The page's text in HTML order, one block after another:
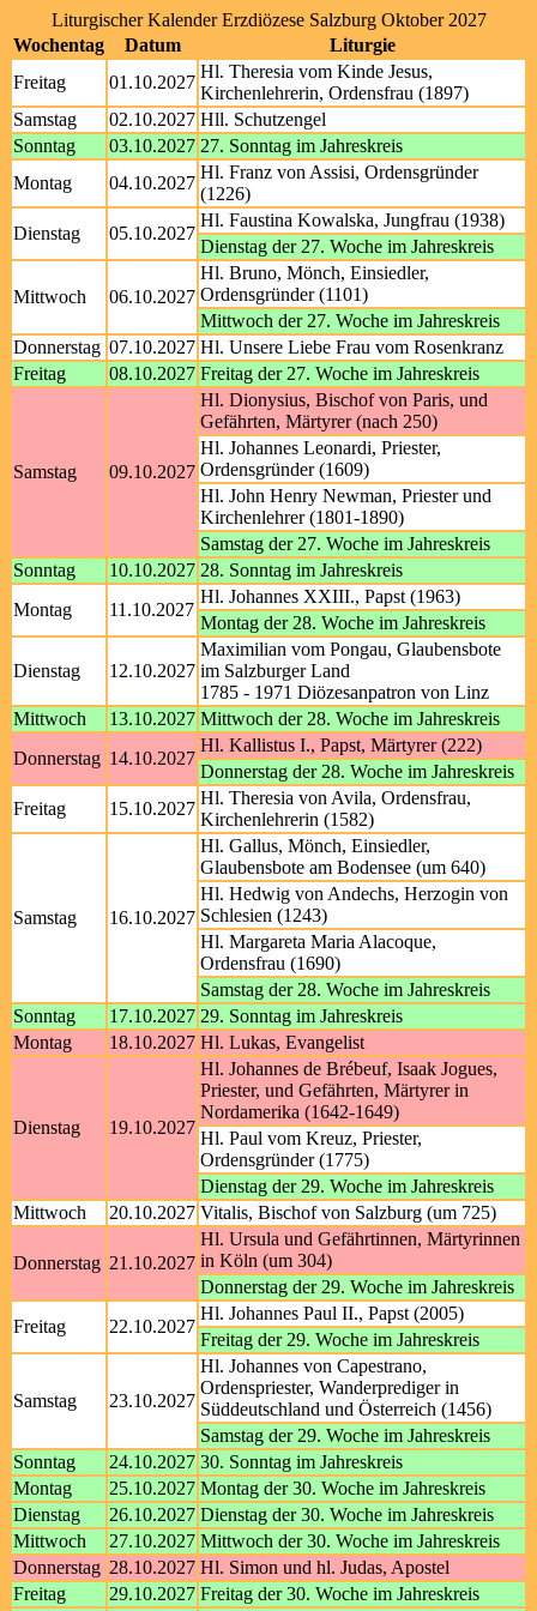
Liturgischer Kalender Erzdiözese Salzburg Oktober 2027
Wochentag
Datum
Liturgie
Freitag
01.10.2027
Hl. Theresia vom Kinde Jesus,
Kirchenlehrerin, Ordensfrau (1897)
Samstag
02.10.2027 Hll. Schutzengel
Sonntag
03.10.2027 27. Sonntag im Jahreskreis
Montag
04.10.2027
Hl. Franz von Assisi, Ordensgründer
(1226)
Dienstag
05.10.2027
Hl. Faustina Kowalska, Jungfrau (1938)
Dienstag der 27. Woche im Jahreskreis
Mittwoch 06.10.2027
Hl. Bruno, Mönch, Einsiedler,
Ordensgründer (1101)
Mittwoch der 27. Woche im Jahreskreis
Donnerstag 07.10.2027 Hl. Unsere Liebe Frau vom Rosenkranz
Freitag
08.10.2027 Freitag der 27. Woche im Jahreskreis
Samstag 09.10.2027
Hl. Dionysius, Bischof von Paris, und
Gefährten, Märtyrer (nach 250)
Hl. Johannes Leonardi, Priester,
Ordensgründer (1609)
Hl. John Henry Newman, Priester und
Kirchenlehrer (1801-1890)
Samstag der 27. Woche im Jahreskreis
Sonntag
10.10.2027 28. Sonntag im Jahreskreis
Montag
11.10.2027
Hl. Johannes XXIII., Papst (1963)
Montag der 28. Woche im Jahreskreis
Dienstag 12.10.2027
Maximilian vom Pongau, Glaubensbote
im Salzburger Land
1785 - 1971 Diözesanpatron von Linz
Mittwoch
13.10.2027 Mittwoch der 28. Woche im Jahreskreis
Donnerstag 14.10.2027
Hl. Kallistus I., Papst, Märtyrer (222)
Donnerstag der 28. Woche im Jahreskreis
Freitag
15.10.2027
Hl. Theresia von Avila, Ordensfrau,
Kirchenlehrerin (1582)
Samstag 16.10.2027
Hl. Gallus, Mönch, Einsiedler,
Glaubensbote am Bodensee (um 640)
Hl. Hedwig von Andechs, Herzogin von
Schlesien (1243)
Hl. Margareta Maria Alacoque,
Ordensfrau (1690)
Samstag der 28. Woche im Jahreskreis
Sonntag
17.10.2027 29. Sonntag im Jahreskreis
Montag
18.10.2027 Hl. Lukas, Evangelist
Dienstag 19.10.2027
Hl. Johannes de Brébeuf, Isaak Jogues,
Priester, und Gefährten, Märtyrer in
Nordamerika (1642-1649)
Hl. Paul vom Kreuz, Priester,
Ordensgründer (1775)
Dienstag der 29. Woche im Jahreskreis
Mittwoch
20.10.2027 Vitalis, Bischof von Salzburg (um 725)
Donnerstag 21.10.2027
Hl. Ursula und Gefährtinnen, Märtyrinnen
in Köln (um 304)
Donnerstag der 29. Woche im Jahreskreis
Freitag
22.10.2027
Hl. Johannes Paul II., Papst (2005)
Freitag der 29. Woche im Jahreskreis
Samstag 23.10.2027
Hl. Johannes von Capestrano,
Ordenspriester, Wanderprediger in
Süddeutschland und Österreich (1456)
Samstag der 29. Woche im Jahreskreis
Sonntag
24.10.2027 30. Sonntag im Jahreskreis
Montag
25.10.2027 Montag der 30. Woche im Jahreskreis
Dienstag
26.10.2027 Dienstag der 30. Woche im Jahreskreis
Mittwoch
27.10.2027 Mittwoch der 30. Woche im Jahreskreis
Donnerstag 28.10.2027 Hl. Simon und hl. Judas, Apostel
Freitag
29.10.2027 Freitag der 30. Woche im Jahreskreis